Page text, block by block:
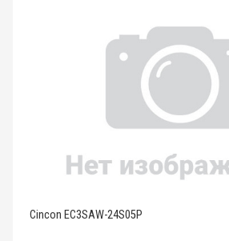
Cincon EC3SAW-24S05P